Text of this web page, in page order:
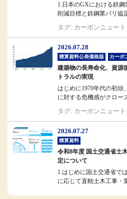
1.日本のGXにおける鉄
削減目標と鉄鋼業パリ協
タグ: カーボンニュー
2026.07.28
積算資料公表価格版 カーボ
建築物の長寿命化、資源
トラルの実現
はじめに1970年代の初頭
に対する危機感がクロー
タグ: カーボンニュー
2026.07.27
積算資料
令和8年度 国土交通省土
定について
1.はじめに国土交通省で
に応じて直轄土木工事・